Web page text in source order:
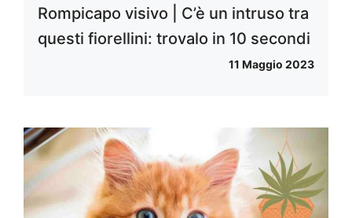
Rompicapo visivo | C’è un intruso tra
questi fiorellini: trovalo in 10 secondi
11 Maggio 2023